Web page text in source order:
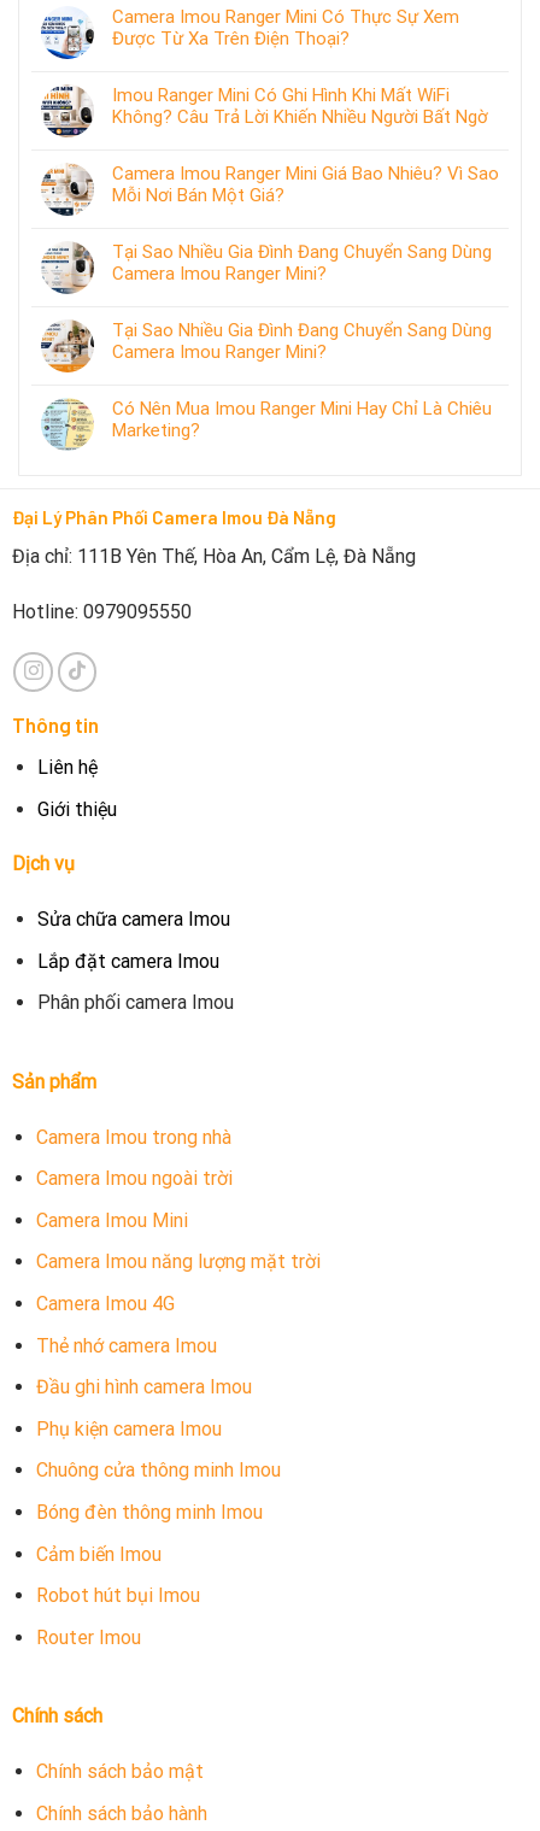
Camera Imou Ranger Mini Có Thực Sự Xem
Được Từ Xa Trên Điện Thoại?
Imou Ranger Mini Có Ghi Hình Khi Mất WiFi
Không? Câu Trả Lời Khiến Nhiều Người Bất Ngờ
Camera Imou Ranger Mini Giá Bao Nhiêu? Vì Sao
Mỗi Nơi Bán Một Giá?
Tại Sao Nhiều Gia Đình Đang Chuyển Sang Dùng
Camera Imou Ranger Mini?
Tại Sao Nhiều Gia Đình Đang Chuyển Sang Dùng
Camera Imou Ranger Mini?
Có Nên Mua Imou Ranger Mini Hay Chỉ Là Chiêu
Marketing?
Đại Lý Phân Phối Camera Imou Đà Nẵng
Địa chỉ: 111B Yên Thế, Hòa An, Cẩm Lệ, Đà Nẵng
Hotline: 0979095550
Thông tin
Liên hệ
Giới thiệu
Dịch vụ
Sửa chữa camera Imou
Lắp đặt camera Imou
Phân phối camera Imou
Sản phẩm
Camera Imou trong nhà
Camera Imou ngoài trời
Camera Imou Mini
Camera Imou năng lượng mặt trời
Camera Imou 4G
Thẻ nhớ camera Imou
Đầu ghi hình camera Imou
Phụ kiện camera Imou
Chuông cửa thông minh Imou
Bóng đèn thông minh Imou
Cảm biến Imou
Robot hút bụi Imou
Router Imou
Chính sách
Chính sách bảo mật
Chính sách bảo hành